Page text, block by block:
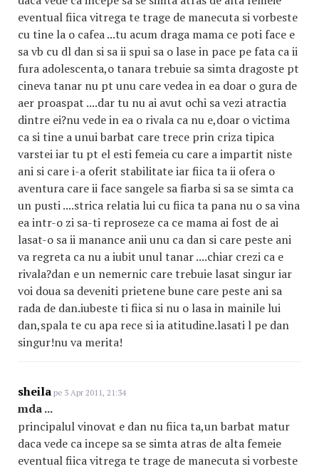
eventual fiica vitrega te trage de manecuta si vorbeste
cu tine la o cafea ...tu acum draga mama ce poti face e
sa vb cu dl dan si sa ii spui sa o lase in pace pe fata ca ii
fura adolescenta,o tanara trebuie sa simta dragoste pt
cineva tanar nu pt unu care vedea in ea doar o gura de
aer proaspat ....dar tu nu ai avut ochi sa vezi atractia
dintre ei?nu vede in ea o rivala ca nu e,doar o victima
ca si tine a unui barbat care trece prin criza tipica
varstei iar tu pt el esti femeia cu care a impartit niste
ani si care i-a oferit stabilitate iar fiica ta ii ofera o
aventura care ii face sangele sa fiarba si sa se simta ca
un pusti ....strica relatia lui cu fiica ta pana nu o sa vina
ea intr-o zi sa-ti reproseze ca ce mama ai fost de ai
lasat-o sa ii manance anii unu ca dan si care peste ani
va regreta ca nu a iubit unul tanar ....chiar crezi ca e
rivala?dan e un nemernic care trebuie lasat singur iar
voi doua sa deveniti prietene bune care peste ani sa
rada de dan.iubeste ti fiica si nu o lasa in mainile lui
dan,spala te cu apa rece si ia atitudine.lasati l pe dan
singur!nu va merita!
sheila pe 3 Apr 2011, 21:34
mda ...
principalul vinovat e dan nu fiica ta,un barbat matur
daca vede ca incepe sa se simta atras de alta femeie
eventual fiica vitrega te trage de manecuta si vorbeste